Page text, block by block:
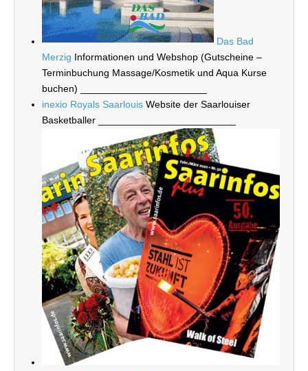
Das Bad
Merzig Informationen und Webshop (Gutscheine –
Terminbuchung Massage/Kosmetik und Aqua Kurse
buchen) _______________________
inexio Royals Saarlouis Website der Saarlouiser
Basketballer _________________________